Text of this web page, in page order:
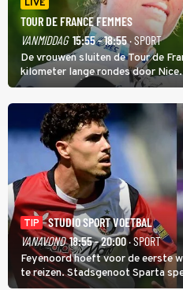
LIVE
TOUR DE FRANCE FEMMES
VANMIDDAG 15:55 - 18:55· SPORT
De vrouwen sluiten de Tour de
kilometer lange rondes door
zware Col d'Èze. Aan de finish
de eindwinnaar de laatste gele
TIP
STUDIO SPORT VOETBAL
VANAVOND 18:55 - 20:00· SPORT
Feyenoord hoeft voor de eerste
te reizen. Stadsgenoot Sparta
verderop. Feyenoord trok de